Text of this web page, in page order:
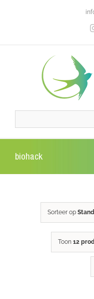
biohack
Sorteer op
Toon 12